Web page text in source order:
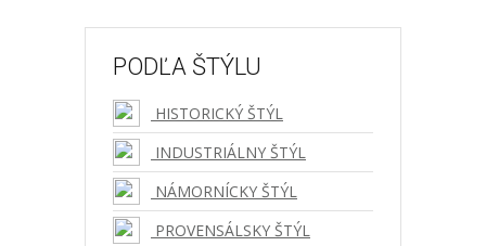
PODĽA ŠTÝLU
HISTORICKÝ ŠTÝL
INDUSTRIÁLNY ŠTÝL
NÁMORNÍCKY ŠTÝL
PROVENSÁLSKY ŠTÝL